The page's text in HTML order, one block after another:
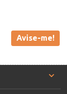
Avise-me!